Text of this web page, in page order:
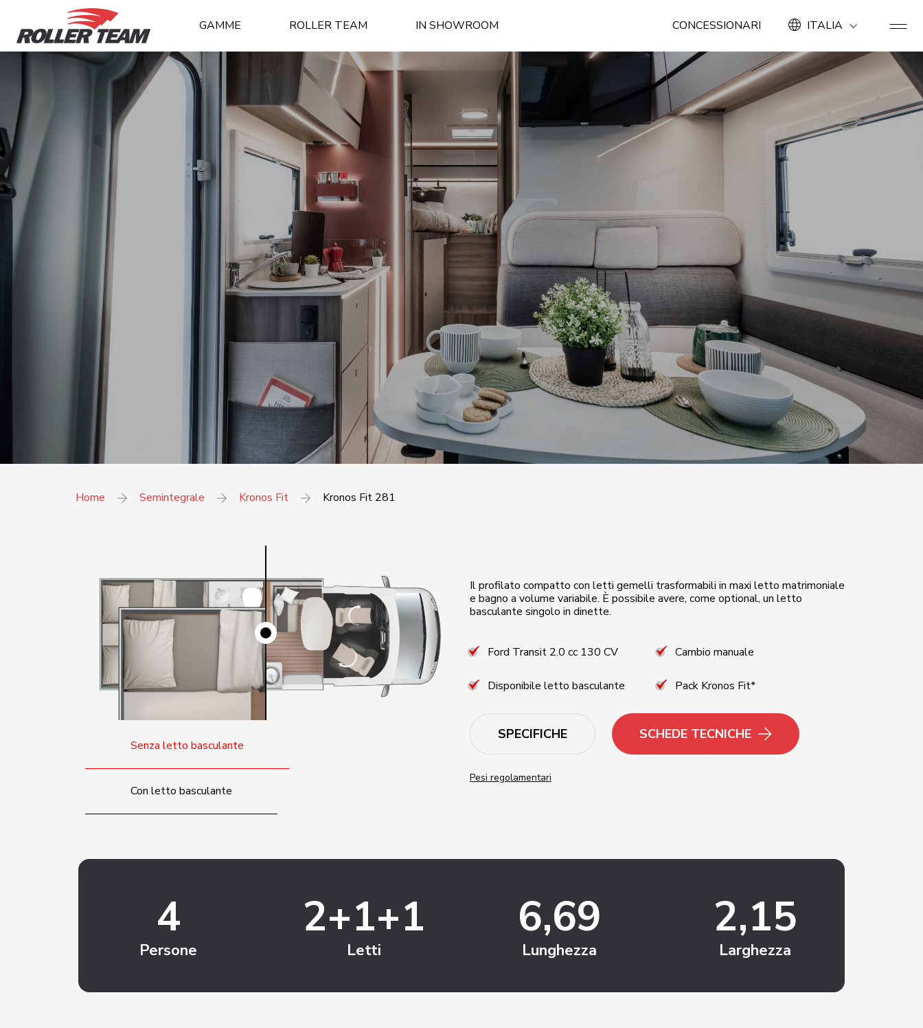
GAMME ROLLER TEAM IN SHOWROOM CONCESSIONARI ITALIA
Home Semintegrale Kronos Fit Kronos Fit 281
Senza letto basculante
Con letto basculante
Il profilato compatto con letti gemelli trasformabili in maxi letto matrimoniale
e bagno a volume variabile. È possibile avere, come optional, un letto
basculante singolo in dinette.
Ford Transit 2.0 cc 130 CV Cambio manuale
Disponibile letto basculante Pack Kronos Fit*
SPECIFICHE SCHEDE TECNICHE
Pesi regolamentari
4
Persone
2+1+1
Letti
6,69
Lunghezza
2,15
Larghezza